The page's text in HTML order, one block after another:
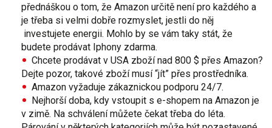
přednáškou o tom, že Amazon určitě není pro každého a
je třeba si velmi dobře rozmyslet, jestli do něj
investujete energii. Mohlo by se vám taky stát, že
budete prodávat Iphony zdarma.
Chcete prodávat v USA zbožínad 800 $ přes Amazon?
Dejte pozor, takové zboží musí “jít” přes prostředníka.
Amazon vyžaduje zákaznickou podporu 24/7.
Nejhorší doba, kdy vstoupit s e-shopem na Amazon je
v zimě. Na schválení můžete čekat třeba do léta.